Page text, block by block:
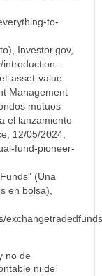
to-
Investor.gov,
introduction-
asset-value
Management
mutuos
el lanzamiento
12/05/2024,
fund-pioneer-
(Una
en bolsa),
no de
ni de